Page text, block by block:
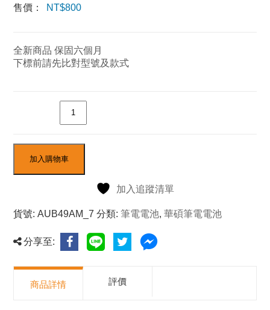
售價： NT$800
全新商品 保固六個月
下標前請先比對型號及款式
加入購物車
加入追蹤清單
貨號:AUB49AM_7 分類:筆電電池,華碩筆電電池
分享至:
商品詳情 評價